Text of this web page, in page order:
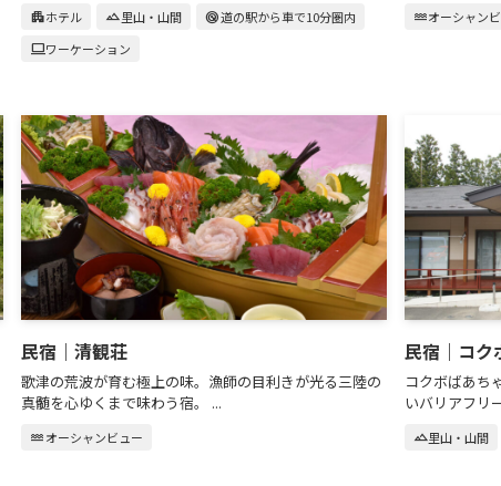
apartmentホテル landscape里山・山間 radar道の駅から車で10分圏内
computerワーケーション
waterオーシャン
民宿｜清観荘
歌津の荒波が育む極上の味。漁師の目利きが光る三陸の
真髄を心ゆくまで味わう宿。 ...
waterオーシャンビュー
民宿｜コク
コクボばあち
いバリアフリ
landscape里山・山間